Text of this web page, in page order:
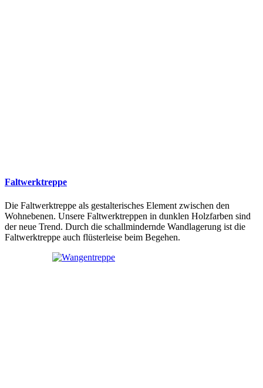
Faltwerktreppe
Die Faltwerktreppe als gestalterisches Element zwischen den
Wohnebenen. Unsere Faltwerktreppen in dunklen Holzfarben sind
der neue Trend. Durch die schallmindernde Wandlagerung ist die
Faltwerktreppe auch flüsterleise beim Begehen.